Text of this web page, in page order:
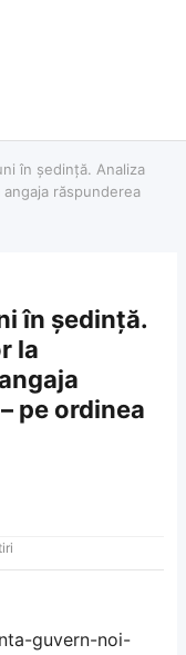
în ședință. Analiza
răspunderea
în ședință.
la
pe ordinea